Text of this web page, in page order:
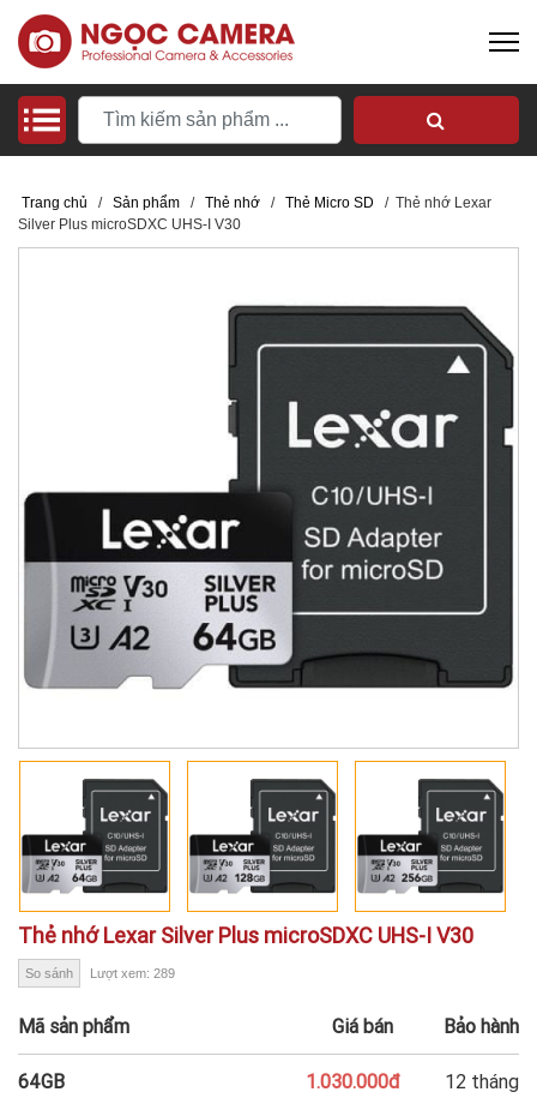
Trang chủ / Sản phẩm / Thẻ nhớ / Thẻ Micro SD / Thẻ nhớ Lexar
Silver Plus microSDXC UHS-I V30
Thẻ nhớ Lexar Silver Plus microSDXC UHS-I V30
So sánh Lượt xem: 289
Mã sản phẩm Giá bán Bảo hành
64GB 1.030.000đ 12 tháng